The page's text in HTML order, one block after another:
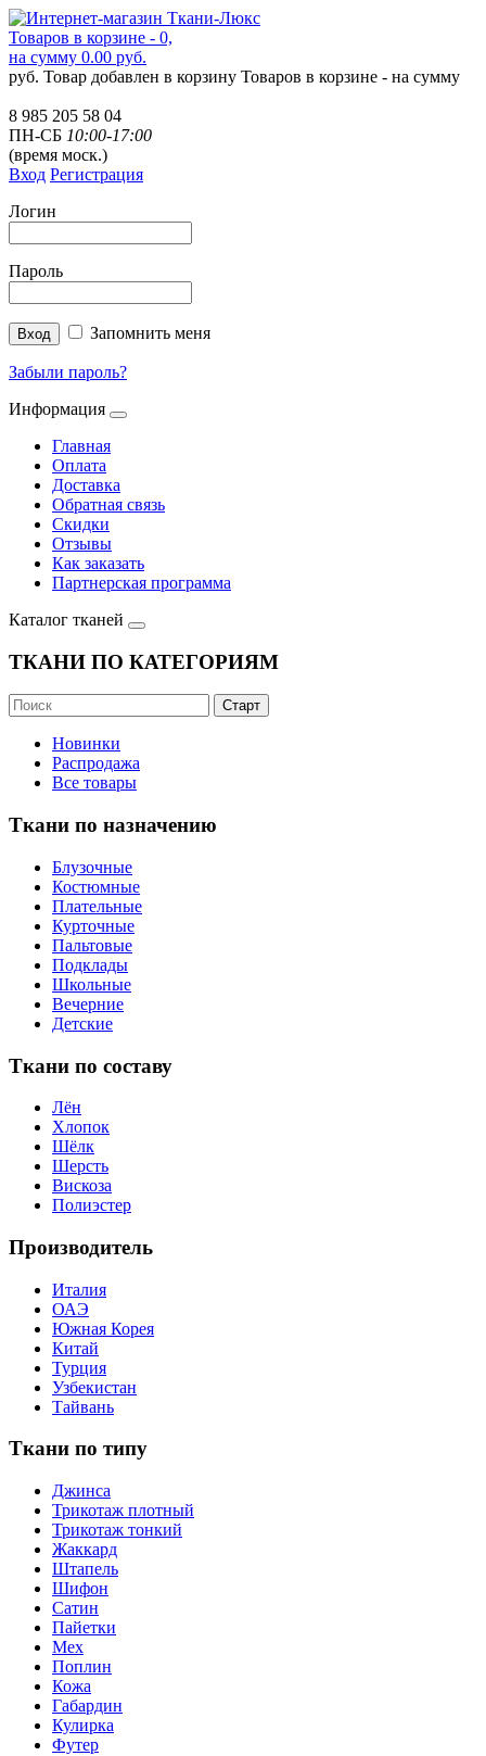
Товаров в корзине - 0,
на сумму 0.00 руб.
руб. Товар добавлен в корзину Товаров в корзине - на сумму
8 985 205 58 04
ПН-СБ 10:00-17:00
(время моск.)
Вход Регистрация
Логин
Пароль
Запомнить меня
Забыли пароль?
Информация
Главная
Оплата
Доставка
Обратная связь
Скидки
Отзывы
Как заказать
Партнерская программа
Каталог тканей
ТКАНИ ПО КАТЕГОРИЯМ
Новинки
Распродажа
Все товары
Ткани по назначению
Блузочные
Костюмные
Плательные
Курточные
Пальтовые
Подклады
Школьные
Вечерние
Детские
Ткани по составу
Лён
Хлопок
Шёлк
Шерсть
Вискоза
Полиэстер
Производитель
Италия
ОАЭ
Южная Корея
Китай
Турция
Узбекистан
Тайвань
Ткани по типу
Джинса
Трикотаж плотный
Трикотаж тонкий
Жаккард
Штапель
Шифон
Сатин
Пайетки
Мех
Поплин
Кожа
Габардин
Кулирка
Футер